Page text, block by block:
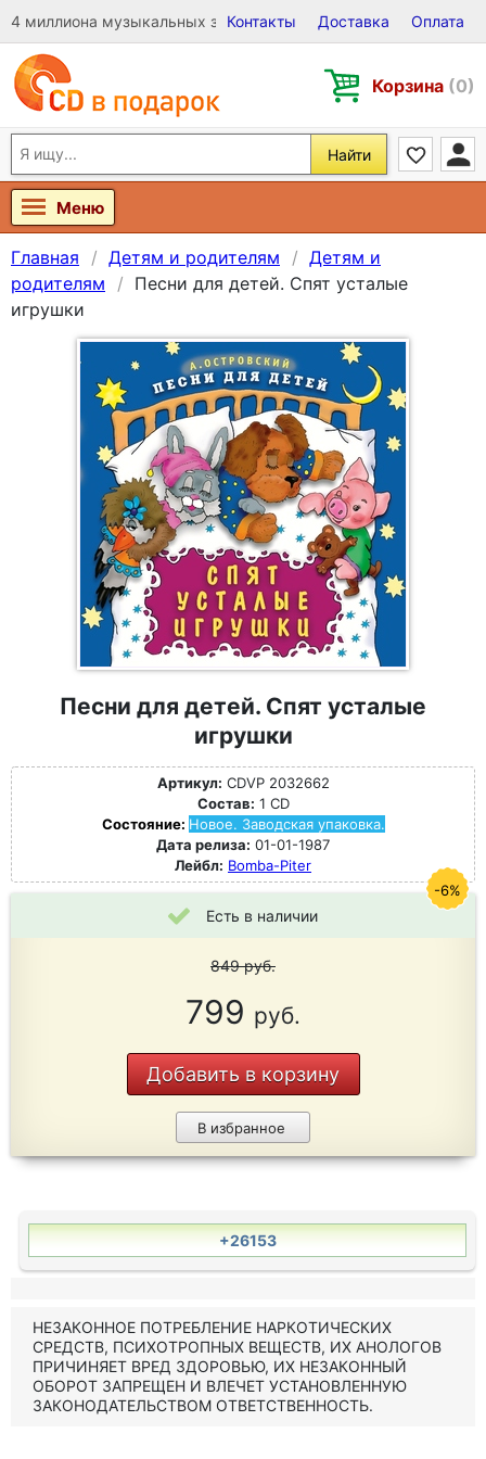
4 миллиона музыкальных записей на Виниле, CD и DVD
Контакты Доставка Оплата
Корзина (0)
Найти
Меню
Главная Детям и родителям
Детям и
родителям
Песни для детей. Спят усталые
игрушки
Песни для детей. Спят усталые
игрушки
Артикул: CDVP 2032662
Состав: 1 CD
Состояние: Новое. Заводская упаковка.
Дата релиза: 01-01-1987
Лейбл: Bomba-Piter
Есть в наличии
849руб.
799 руб.
Добавить в корзину
В избранное
-6%
+26153
НЕЗАКОННОЕ ПОТРЕБЛЕНИЕ НАРКОТИЧЕСКИХ
СРЕДСТВ, ПСИХОТРОПНЫХ ВЕЩЕСТВ, ИХ АНОЛОГОВ
ПРИЧИНЯЕТ ВРЕД ЗДОРОВЬЮ, ИХ НЕЗАКОННЫЙ
ОБОРОТ ЗАПРЕЩЕН И ВЛЕЧЕТ УСТАНОВЛЕННУЮ
ЗАКОНОДАТЕЛЬСТВОМ ОТВЕТСТВЕННОСТЬ.